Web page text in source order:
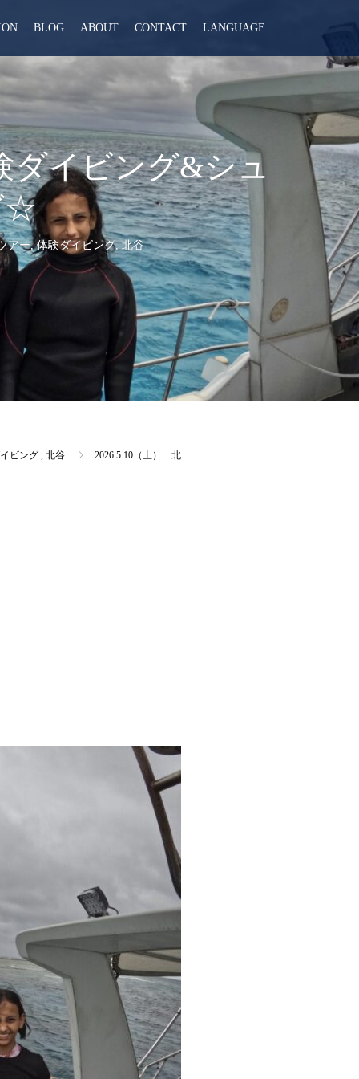
BLOG ABOUT CONTACT LANGUAGE
イビング&シュ
☆
アー,体験ダイビング,北谷
ビング 北谷 2026.5.10（土） 北